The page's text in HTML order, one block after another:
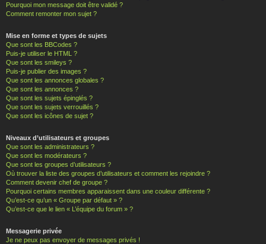
Pourquoi mon message doit être validé ?
Comment remonter mon sujet ?
Mise en forme et types de sujets
Que sont les BBCodes ?
Puis-je utiliser le HTML ?
Que sont les smileys ?
Puis-je publier des images ?
Que sont les annonces globales ?
Que sont les annonces ?
Que sont les sujets épinglés ?
Que sont les sujets verrouillés ?
Que sont les icônes de sujet ?
Niveaux d’utilisateurs et groupes
Que sont les administrateurs ?
Que sont les modérateurs ?
Que sont les groupes d’utilisateurs ?
Où trouver la liste des groupes d’utilisateurs et comment les rejoindre ?
Comment devenir chef de groupe ?
Pourquoi certains membres apparaissent dans une couleur différente ?
Qu’est-ce qu’un « Groupe par défaut » ?
Qu’est-ce que le lien « L’équipe du forum » ?
Messagerie privée
Je ne peux pas envoyer de messages privés !